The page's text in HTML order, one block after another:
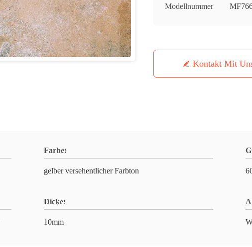
Modellnummer
Kontakt Mit
Farbe:
gelber versehentlicher Farbton
Dicke:
10mm